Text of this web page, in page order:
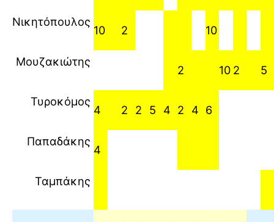
Νικητόπουλος
10 2 10
Μουζακιώτης
2 10 2 5
Τυροκόμος
4 2 2 5 4 2 4 6
Παπαδάκης
4
Ταμπάκης